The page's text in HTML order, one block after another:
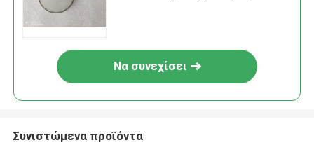
Να συνεχίσει
Συνιστώμενα προϊόντα